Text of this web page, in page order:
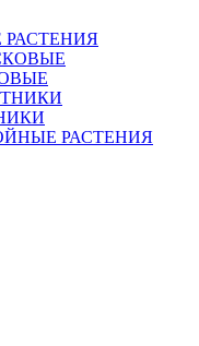
РАСТЕНИЯ